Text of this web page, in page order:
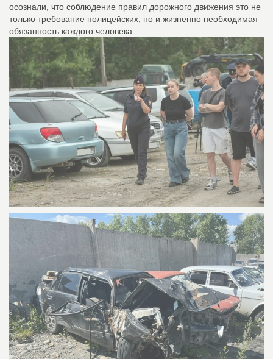
осознали, что соблюдение правил дорожного движения это не
только требование полицейских, но и жизненно необходимая
обязанность каждого человека.